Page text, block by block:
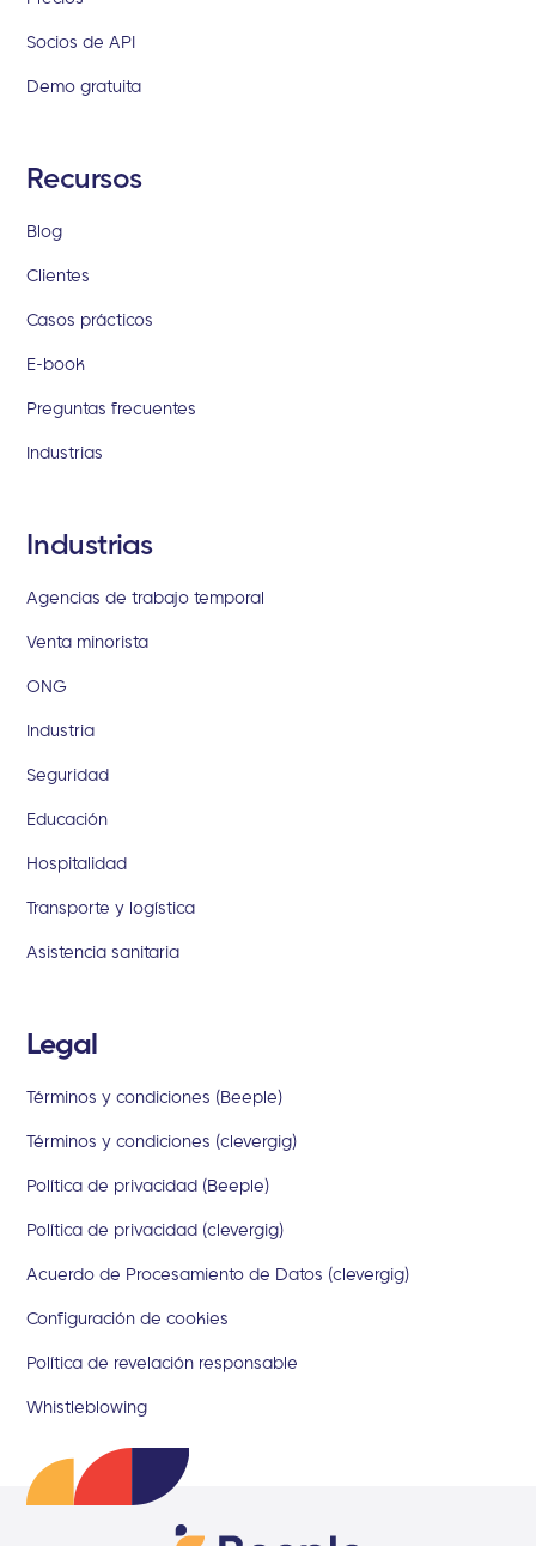
Socios de API
Demo gratuita
Recursos
Blog
Clientes
Casos prácticos
E-book
Preguntas frecuentes
Industrias
Industrias
Agencias de trabajo temporal
Venta minorista
ONG
Industria
Seguridad
Educación
Hospitalidad
Transporte y logística
Asistencia sanitaria
Legal
Términos y condiciones (Beeple)
Términos y condiciones (clevergig)
Política de privacidad (Beeple)
Política de privacidad (clevergig)
Acuerdo de Procesamiento de Datos (clevergig)
Configuración de cookies
Política de revelación responsable
Whistleblowing